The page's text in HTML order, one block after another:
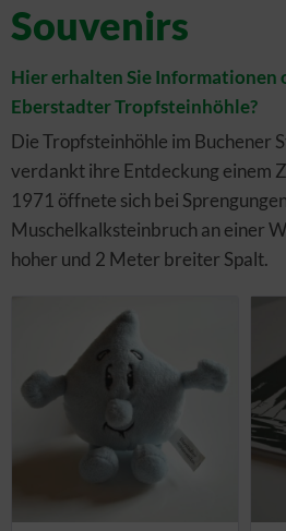
Souvenirs
Hier erhalten Sie Informationen
Eberstadter Tropfsteinhöhle?
Die Tropfsteinhöhle im Buchener
verdankt ihre Entdeckung einem
1971 öffnete sich bei
Muschelkalksteinbruch an einer
hoher und 2 Meter breiter Spalt.